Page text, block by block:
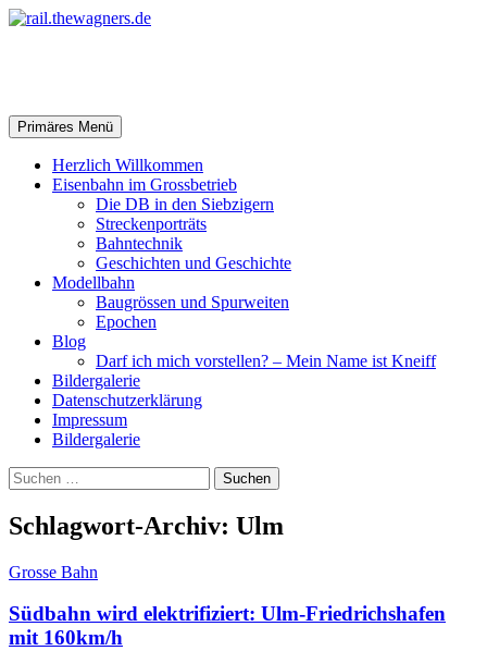
Zum
Suchen
Primäres Menü
Herzlich Willkommen
Eisenbahn im Grossbetrieb
Die DB in den Siebzigern
Streckenporträts
Bahntechnik
Geschichten und Geschichte
Modellbahn
Baugrössen und Spurweiten
Epochen
Blog
Darf ich mich vorstellen? – Mein Name ist Kneiff
Bildergalerie
Datenschutzerklärung
Impressum
Bildergalerie
Suchen
nach:
Schlagwort-Archiv: Ulm
Grosse Bahn
Südbahn wird elektrifiziert: Ulm-Friedrichshafen
mit 160km/h